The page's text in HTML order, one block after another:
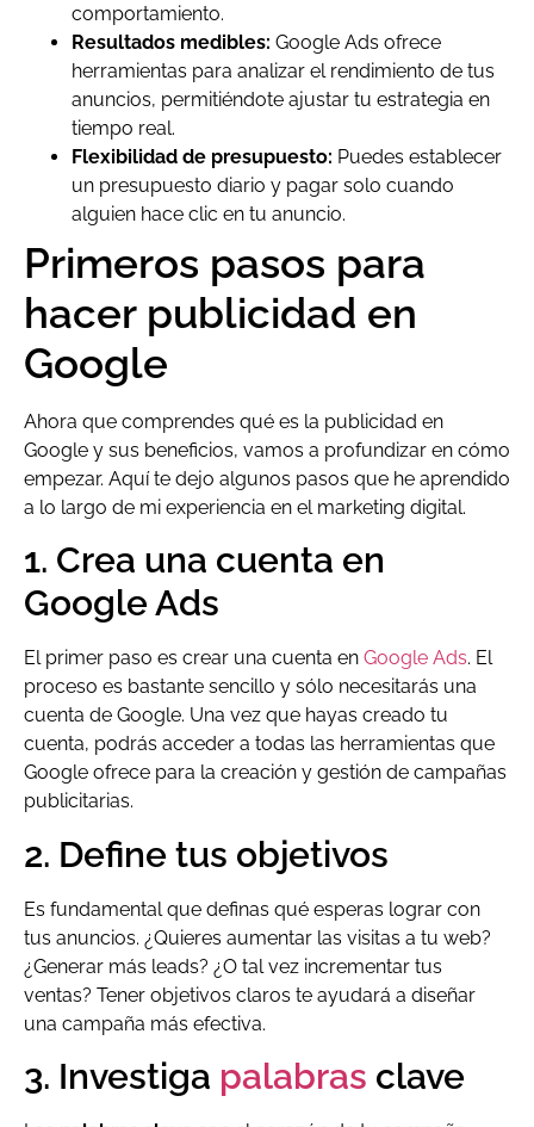
comportamiento.
Resultados medibles: Google Ads ofrece
herramientas para analizar el rendimiento de tus
anuncios, permitiéndote ajustar tu estrategia en
tiempo real.
Flexibilidad de presupuesto: Puedes establecer
un presupuesto diario y pagar solo cuando
alguien hace clic en tu anuncio.
Primeros pasos para
hacer publicidad en
Google
Ahora que comprendes qué es la publicidad en
Google y sus beneficios, vamos a profundizar en cómo
empezar. Aquí te dejo algunos pasos que he aprendido
a lo largo de mi experiencia en el marketing digital.
1. Crea una cuenta en
Google Ads
El primer paso es crear una cuenta en Google Ads. El
proceso es bastante sencillo y sólo necesitarás una
cuenta de Google. Una vez que hayas creado tu
cuenta, podrás acceder a todas las herramientas que
Google ofrece para la creación y gestión de campañas
publicitarias.
2. Define tus objetivos
Es fundamental que definas qué esperas lograr con
tus anuncios. ¿Quieres aumentar las visitas a tu web?
¿Generar más leads? ¿O tal vez incrementar tus
ventas? Tener objetivos claros te ayudará a diseñar
una campaña más efectiva.
3. Investiga palabras clave